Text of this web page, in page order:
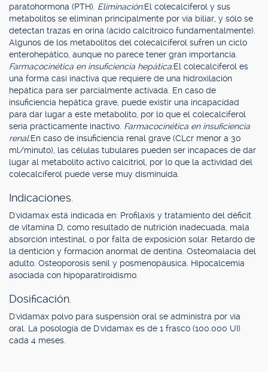
paratohormona (PTH). Eliminación:El colecalciferol y sus
metabolitos se eliminan principalmente por vía biliar, y sólo se
detectan trazas en orina (ácido calcitroico fundamentalmente).
Algunos de los metabolitos del colecalciferol sufren un ciclo
enterohepático, aunque no parece tener gran importancia.
Farmacocinética en insuficiencia hepática:El colecalciferol es
una forma casi inactiva que requiere de una hidroxilación
hepática para ser parcialmente activada. En caso de
insuficiencia hepática grave, puede existir una incapacidad
para dar lugar a este metabolito, por lo que el colecalciferol
sería prácticamente inactivo. Farmacocinética en insuficiencia
renal:En caso de insuficiencia renal grave (CLcr menor a 30
ml/minuto), las células tubulares pueden ser incapaces de dar
lugar al metabolito activo calcitriol, por lo que la actividad del
colecalciferol puede verse muy disminuida.
Indicaciones.
D'vidamax está indicada en: Profilaxis y tratamiento del déficit
de vitamina D, como resultado de nutrición inadecuada, mala
absorción intestinal, o por falta de exposición solar. Retardo de
la dentición y formación anormal de dentina. Osteomalacia del
adulto. Osteoporosis senil y posmenopáusica. Hipocalcemia
asociada con hipoparatiroidismo.
Dosificación.
D'vidamax polvo para suspensión oral se administra por vía
oral. La posología de D'vidamax es de 1 frasco (100.000 UI)
cada 4 meses.